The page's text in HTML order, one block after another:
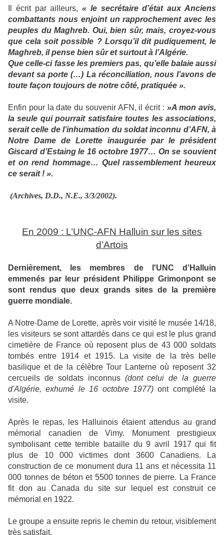
Il écrit par ailleurs,« le secrétaire d’état aux Anciens
combattants nous enjoint un rapprochement avec les
peuples du Maghreb. Oui, bien sûr, mais, croyez-vous
que cela soit possible ? Lorsqu’il dit pudiquement, le
Maghreb, il pense bien sûr et surtout à l’Algérie.
Que celle-ci fasse les premiers pas, qu’elle balaie aussi
devant sa porte (…) La réconciliation, nous l’avons de
toute façon toujours de notre côté, pratiquée ».
Enfin pour la date du souvenir AFN, il écrit : »A mon avis,
la seule qui pourrait satisfaire toutes les associations,
serait celle de l’inhumation du soldat inconnu d’AFN, à
Notre Dame de Lorette inaugurée par le président
Giscard d’Estaing le 16 octobre 1977… On se souvient
et on rend hommage… Quel rassemblement heureux
ce serait ! ».
(Archives, D.D., N.E., 3/3/2002).
En 2009 : L’UNC-AFN Halluin sur les sites
d’Artois
Dernièrement, les membres de l'UNC d’Halluin
emmenés par leur président Philippe Grimonpont se
sont rendus que deux grands sites de la première
guerre mondiale.
A Notre-Dame de Lorette, après voir visité le musée 14/18,
les visiteurs se sont attardés dans ce qui est le plus grand
cimetière de France où reposent plus de 43 000 soldats
tombés entre 1914 et 1915. La visite de la très belle
basilique et de la célèbre Tour Lanterne où reposent 32
cercueils de soldats inconnus (dont celui de la guerre
d'Algérie, exhumé le 16 octobre 1977)ont complété la
visite.
Après le repas, les Halluinois étaient attendus au grand
mémorial canadien de Vimy. Monument prestigieux
symbolisant cette terrible bataille du 9 avril 1917 qui fit
plus de 10 000 victimes dont 3600 Canadiens. La
construction de ce monument dura 11 ans et nécessita 11
000 tonnes de béton et 5500 tonnes de pierre. La France
fit don au Canada du site sur lequel est construit ce
mémorial en 1922.
Le groupe a ensuite repris le chemin du retour, visiblement
très satisfait.